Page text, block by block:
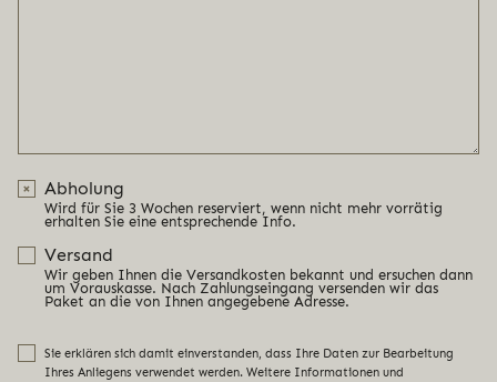
Abholung
Wird für Sie 3 Wochen reserviert, wenn nicht mehr vorrätig
erhalten Sie eine entsprechende Info.
Versand
Wir geben Ihnen die Versandkosten bekannt und ersuchen dann
um Vorauskasse. Nach Zahlungseingang versenden wir das
Paket an die von Ihnen angegebene Adresse.
Sie erklären sich damit einverstanden, dass Ihre Daten zur Bearbeitung
Ihres Anliegens verwendet werden. Weitere Informationen und